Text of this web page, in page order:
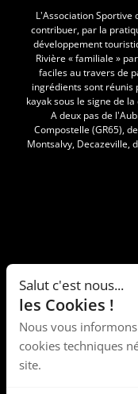
L’Association Sportive
contribuer, par la
développement
Rivière « familiale »
faciles au travers de
ingrédients sont
kayak sous le signe de
A deux pas de
Compostelle (GR65),
Montsalvy, Decazeville,
Salut c'est nous...
les Cookies !
Nous vous
cookies techniques
site.